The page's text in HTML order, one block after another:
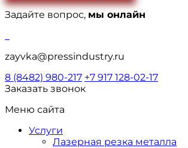
Задайте вопрос, мы онлайн
zayvka@pressindustry.ru
8 (8482) 980-217 +7 917 128-02-17
Заказать звонок
Меню сайта
Услуги
Лазерная резка металла